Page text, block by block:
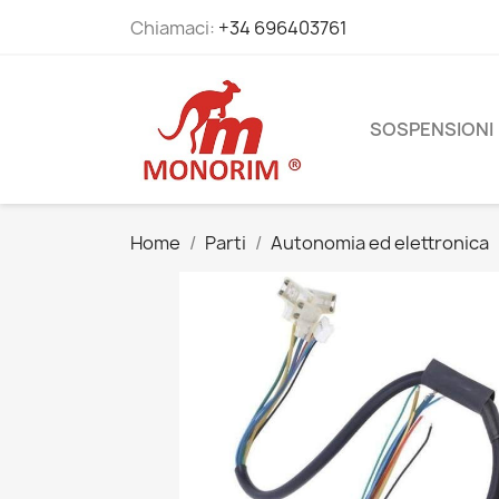
Chiamaci: +34 696403761
SOSPENSIONI
Home Parti Autonomia ed elettronica